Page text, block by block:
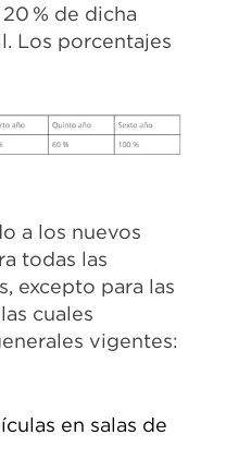
% de dicha
Los porcentajes
a los nuevos
todas las
excepto para las
cuales
vigentes:
en salas de